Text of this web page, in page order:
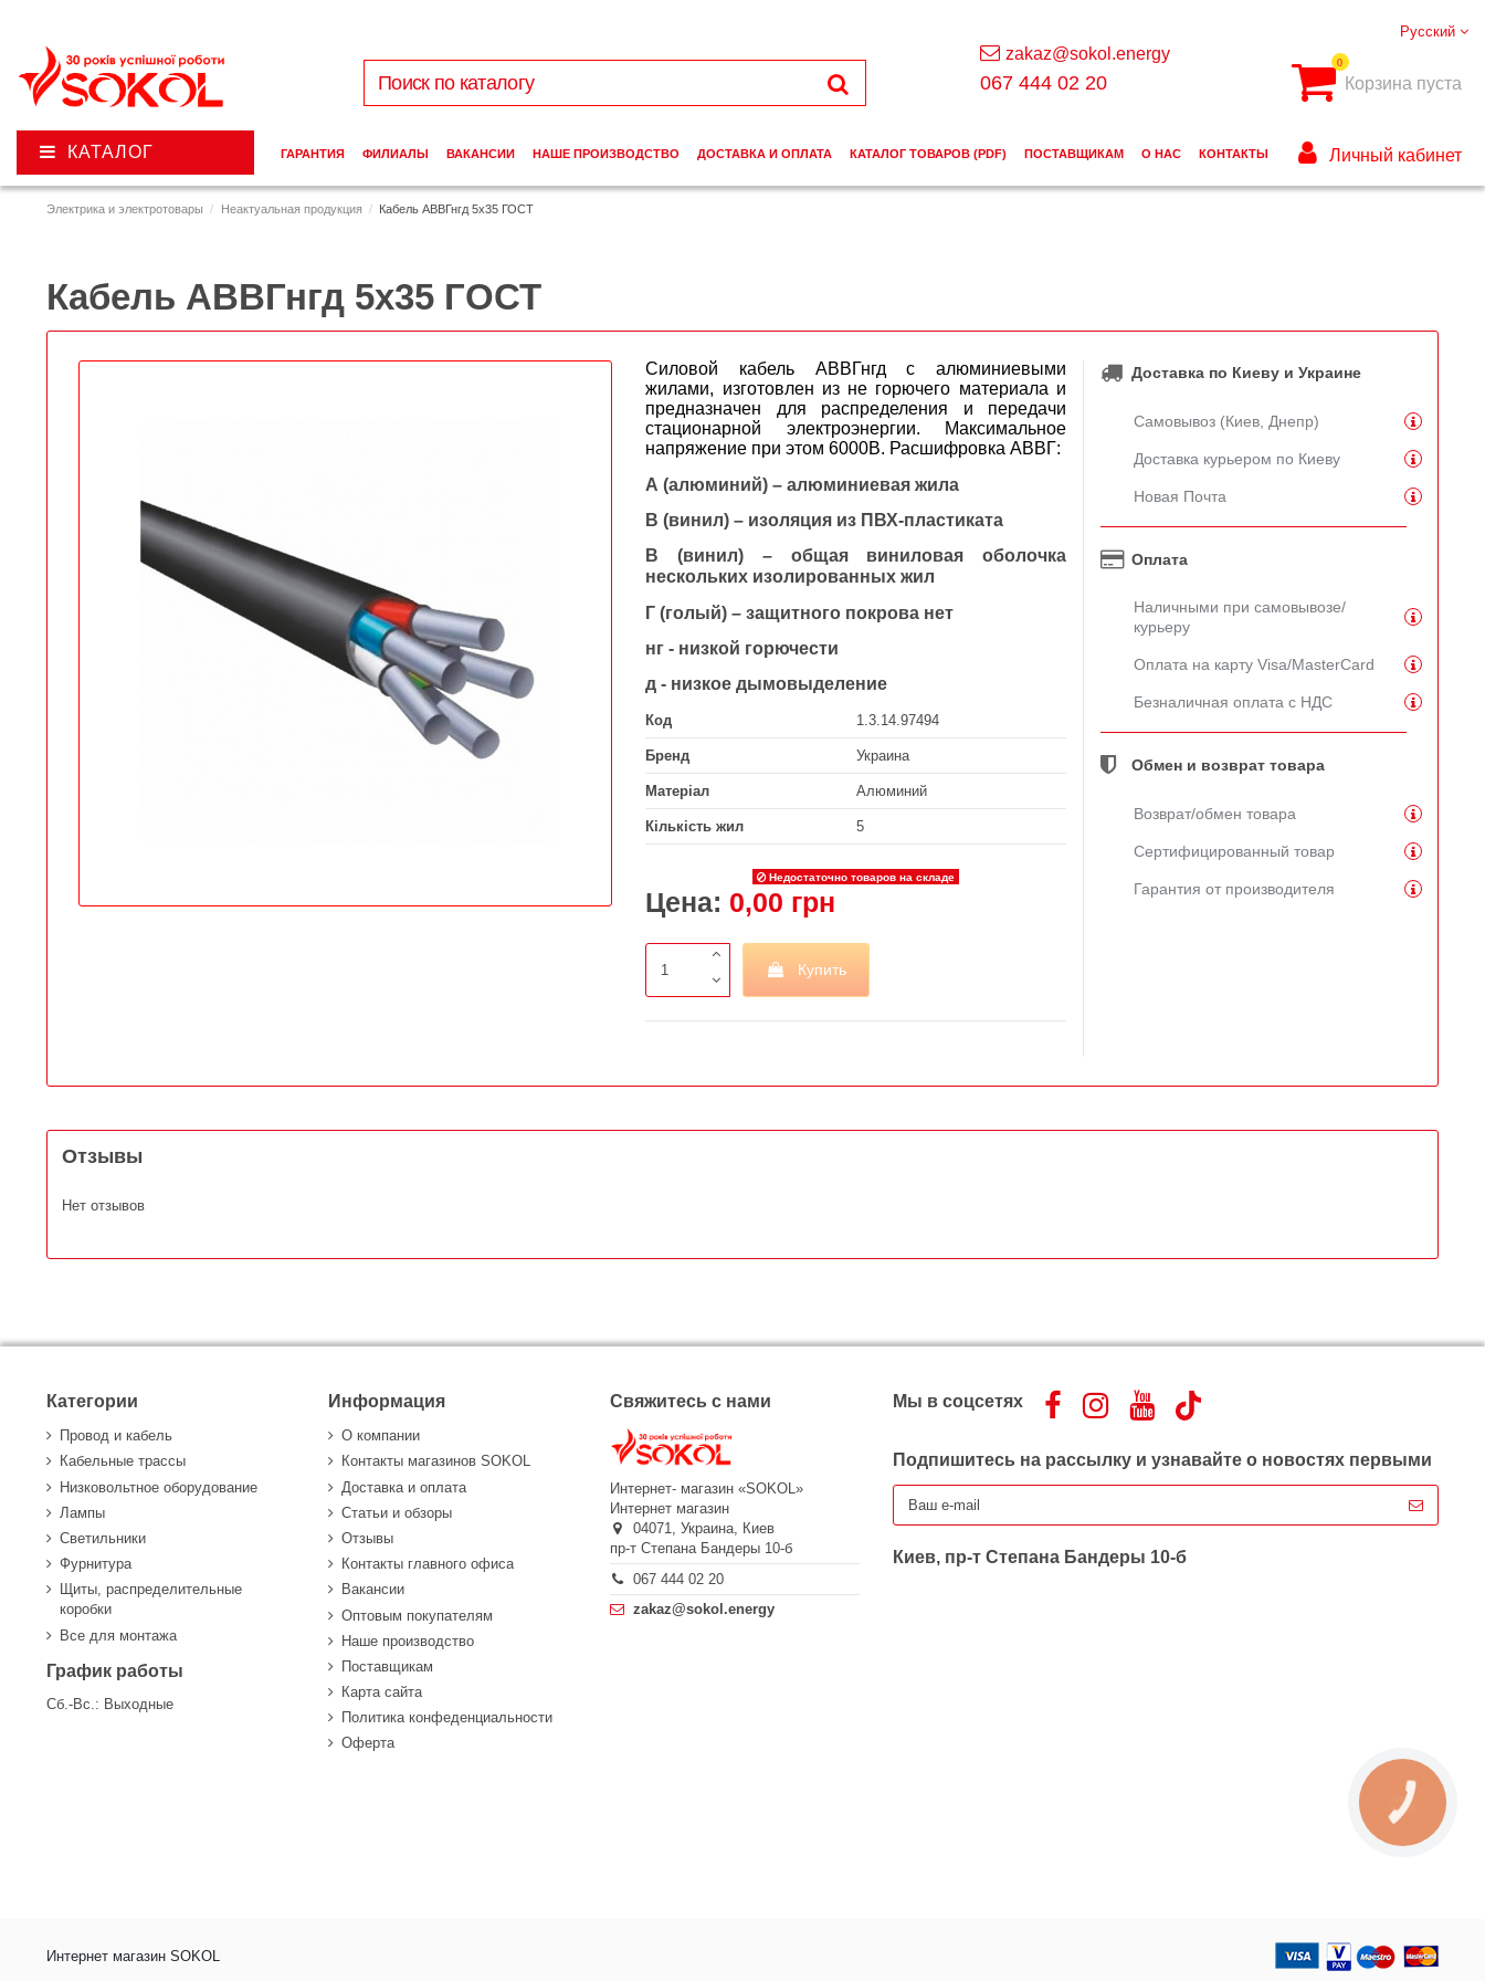
Электрика и электротовары Неактуальная продукция Кабель АВВГнгд 5х35 ГОСТ
Кабель АВВГнгд 5х35 ГОСТ
Cиловой кабель АВВГнгд с алюминиевыми
жилами, изготовлен из не горючего материала и
предназначен для распределения и передачи
стационарной электроэнергии. Максимальное
напряжение при этом 6000В. Расшифровка АВВГ:
А (алюминий) – алюминиевая жила
В (винил) – изоляция из ПВХ-пластиката
В (винил) – общая виниловая оболочка
нескольких изолированных жил
Г (голый) – защитного покрова нет
нг - низкой горючести
д - низкое дымовыделение
Код 1.3.14.97494
Бренд Украина
Матеріал Алюминий
Кількість жил 5
Недостаточно товаров на складе
Цена: 0,00 грн
Купить
Доставка по Киеву и Украине
Самовывоз (Киев, Днепр)
Доставка курьером по Киеву
Новая Почта
Оплата
Наличными при самовывозе/
курьеру
Оплата на карту Visa/MasterCard
Безналичная оплата с НДС
Обмен и возврат товара
Возврат/обмен товара
Сертифицированный товар
Гарантия от производителя
Отзывы
Нет отзывов
Русский
zakaz@sokol.energy
067 444 02 20
0
Корзина пуста
КАТАЛОГ ГАРАНТИЯ ФИЛИАЛЫ ВАКАНСИИ НАШЕ ПРОИЗВОДСТВО ДОСТАВКА И ОПЛАТА КАТАЛОГ ТОВАРОВ (PDF) ПОСТАВЩИКАМ О НАС КОНТАКТЫ Личный кабинет
Категории
Провод и кабель
Кабельные трассы
Низковольтное оборудование
Лампы
Светильники
Фурнитура
Щиты, распределительные
коробки
Все для монтажа
График работы
Сб.-Вс.: Выходные
Информация
О компании
Контакты магазинов SOKOL
Доставка и оплата
Статьи и обзоры
Отзывы
Контакты главного офиса
Вакансии
Оптовым покупателям
Наше производство
Поставщикам
Карта сайта
Политика конфеденциальности
Оферта
Свяжитесь с нами
Интернет- магазин «SOKOL»
Интернет магазин
04071,Украина, Киев
пр-т Степана Бандеры 10-б
067 444 02 20
zakaz@sokol.energy
Мы в соцсетях
Подпишитесь на рассылку и узнавайте о новостях первыми
Киев, пр-т Степана Бандеры 10-б
Интернет магазин SOKOL
КНОПКА
ЗВ'ЯЗКУ